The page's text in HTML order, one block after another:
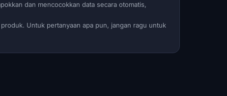
dan mencocokkan data secara otomatis,
Untuk pertanyaan apa pun, jangan ragu untuk